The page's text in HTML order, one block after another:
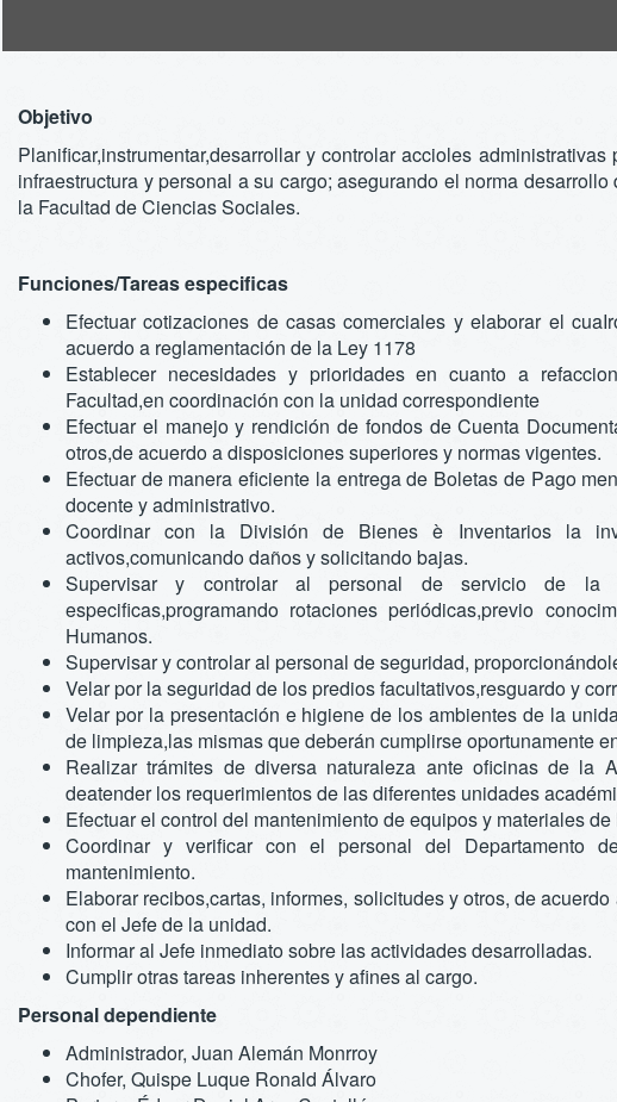
Objetivo
Planificar,instrumentar,desarrollar y controlar accioles
infraestructura y personal a su cargo; asegurando el norma
la Facultad de Ciencias Sociales.
Funciones/Tareas especificas
Efectuar cotizaciones de casas comerciales y elaborar el
acuerdo a reglamentación de la Ley 1178
Establecer necesidades y prioridades en cuanto a
Facultad,en coordinación con la unidad correspondiente
Efectuar el manejo y rendición de fondos de Cuenta
otros,de acuerdo a disposiciones superiores y normas vigentes.
Efectuar de manera eficiente la entrega de Boletas de Pago
docente y administrativo.
Coordinar con la División de Bienes è Inventarios la
activos,comunicando daños y solicitando bajas.
Supervisar y controlar al personal de servicio de la
especificas,programando rotaciones periódicas,previo
Humanos.
Supervisar y controlar al personal de seguridad,
Velar por la seguridad de los predios facultativos,resguardo y
Velar por la presentación e higiene de los ambientes de la
de limpieza,las mismas que deberán cumplirse oportunamente
Realizar trámites de diversa naturaleza ante oficinas de la
deatender los requerimientos de las diferentes unidades
Efectuar el control del mantenimiento de equipos y materiales
Coordinar y verificar con el personal del Departamento
mantenimiento.
Elaborar recibos,cartas, informes, solicitudes y otros, de
con el Jefe de la unidad.
Informar al Jefe inmediato sobre las actividades desarrolladas.
Cumplir otras tareas inherentes y afines al cargo.
Personal dependiente
Administrador, Juan Alemán Monrroy
Chofer, Quispe Luque Ronald Álvaro